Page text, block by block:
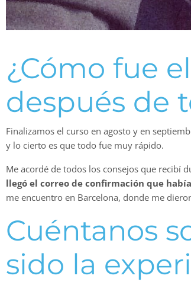
¿Cómo fue
después de
Finalizamos el curso en agosto y en
y lo cierto es que todo fue muy rápido.
Me acordé de todos los consejos que recibí
llegó el correo de confirmación que
me encuentro en Barcelona, donde me
Cuéntanos
sido la